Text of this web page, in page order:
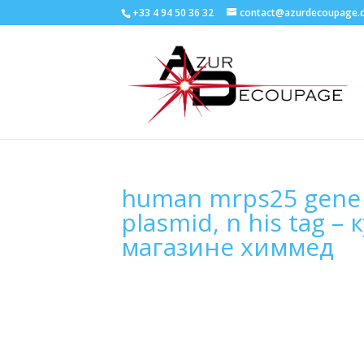
+33 4 94 50 36 32
human mrps25
plasmid, n his tag –
магазине химмед